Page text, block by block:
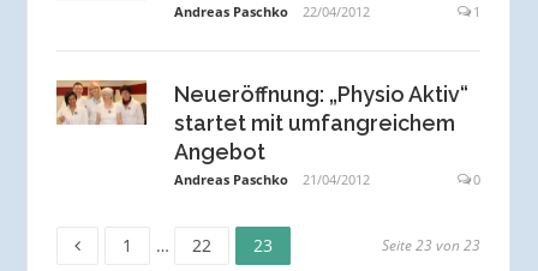
Andreas Paschko 22/04/2012 1
Neueröffnung: „Physio Aktiv“
startet mit umfangreichem
Angebot
Andreas Paschko 21/04/2012 0
Seitennummerierung
Seite
1 … Seite
22 Seite
23 Seite 23 von 23